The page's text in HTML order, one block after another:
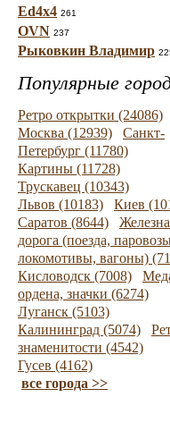
Ed4x4 261
OVN 237
Рыковкин Владимир
Популярные
Ретро открытки (24086)
Москва (12939)
Санкт-
Петербург (11780)
Картины (11728)
Трускавец (10343)
Львов (10183)
Киев
Саратов (8644)
дорога (поезда,
локомотивы, вагоны)
Кисловодск (7008)
ордена, значки (6274)
Луганск (5103)
Калининград (5074)
знаменитости (4542)
Гусев (4162)
все города >>